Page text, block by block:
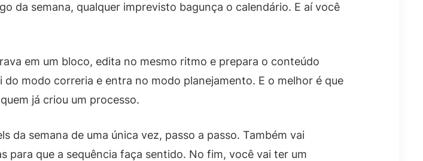
da semana, qualquer imprevisto bagunça o calendário. E aí você
em um bloco, edita no mesmo ritmo e prepara o conteúdo
modo correria e entra no modo planejamento. E o melhor é que
já criou um processo.
da semana de uma única vez, passo a passo. Também vai
para que a sequência faça sentido. No fim, você vai ter um